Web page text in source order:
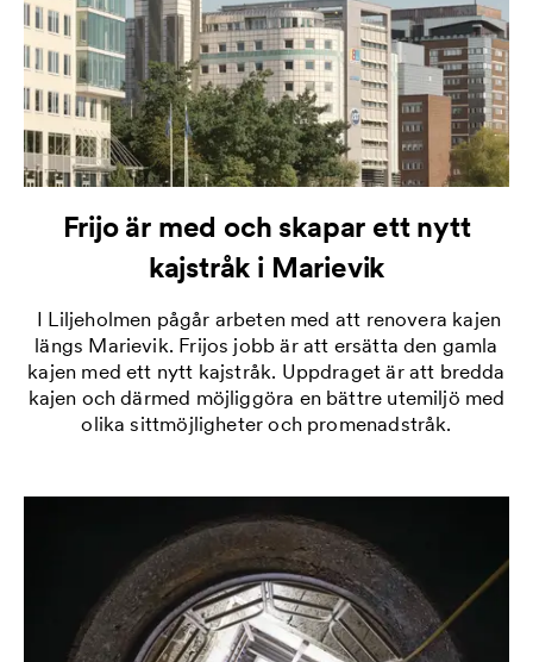
Frijo är med och skapar ett nytt
kajstråk i Marievik
I Liljeholmen pågår arbeten med att renovera kajen
längs Marievik. Frijos jobb är att ersätta den gamla
kajen med ett nytt kajstråk. Uppdraget är att bredda
kajen och därmed möjliggöra en bättre utemiljö med
olika sittmöjligheter och promenadstråk.